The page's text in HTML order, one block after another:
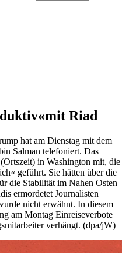
Riad
hat am Dienstag mit dem
Salman telefoniert. Das
in Washington mit, die
geführt. Sie hätten über die
die Stabilität im Nahen Osten
ermordetet Journalisten
nicht erwähnt. In diesem
am Montag Einreiseverbote
verhängt. (dpa/jW)